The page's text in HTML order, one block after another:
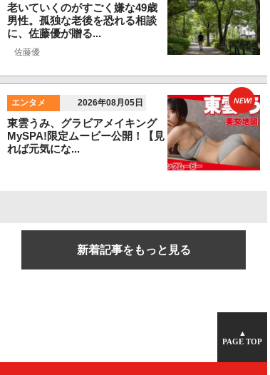
老いていくのがすごく嫌な49歳
男性。孤独な老後を恐れる相談
に、佐藤優が贈る...
佐藤優
エンタメ 2026年08月05日
東雲うみ、グラビアメイキング
MySPA!限定ムービー公開！【見
れば元気にな...
NEW!
新着記事をもっと見る
▲
PAGE TOP